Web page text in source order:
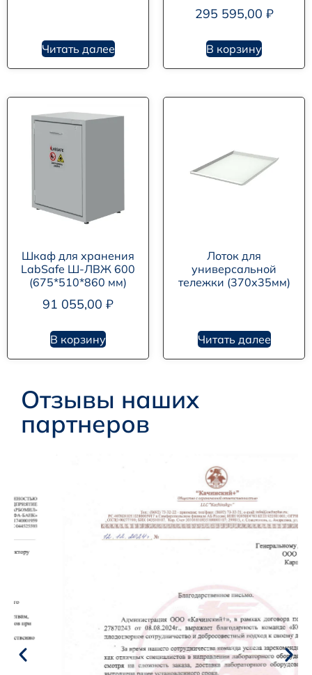
Читать далее
295 595,00 ₽
В корзину
Шкаф для хранения
LabSafe Ш-ЛВЖ 600
(675*510*860 мм)
91 055,00 ₽
В корзину
Лоток для
универсальной
тележки (370х35мм)
Читать далее
Отзывы наших
партнеров